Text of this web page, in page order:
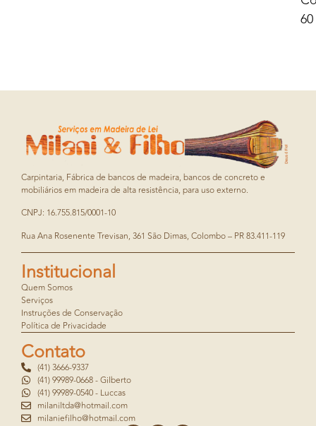
60
Carpintaria, Fábrica de bancos de madeira, bancos de concreto e
mobiliários em madeira de alta resistência, para uso externo.
CNPJ: 16.755.815/0001-10
Rua Ana Rosenente Trevisan, 361 São Dimas, Colombo – PR 83.411-119
Institucional
Quem Somos
Serviços
Instruções de Conservação
Política de Privacidade
Contato
(41) 3666-9337
(41) 99989-0668 - Gilberto
(41) 99989-0540 - Luccas
milaniltda@hotmail.com
milaniefilho@hotmail.com